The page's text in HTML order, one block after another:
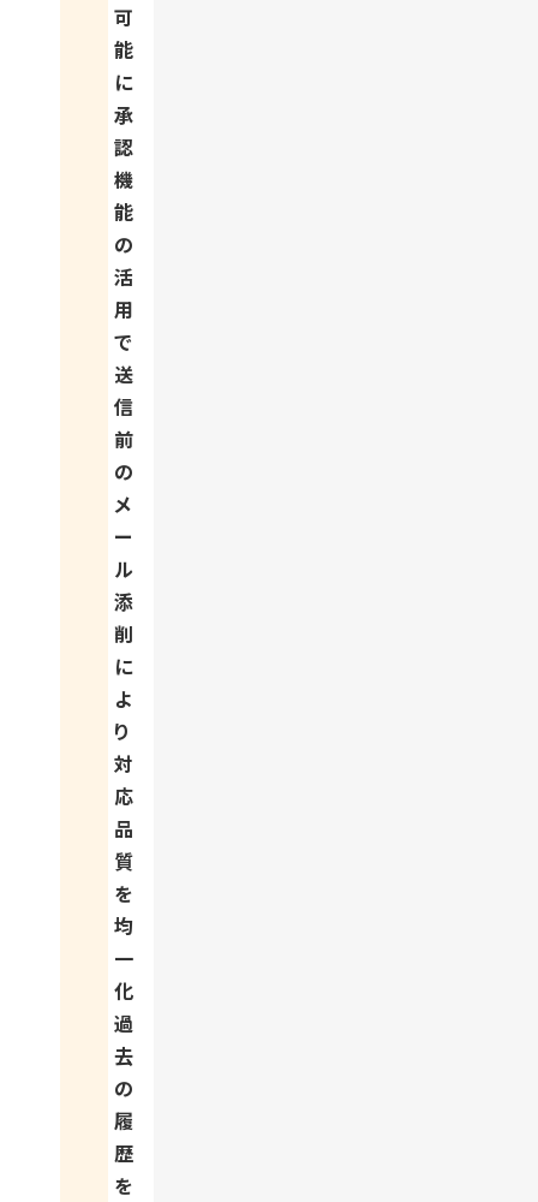
可
能
に
承
認
機
能
の
活
用
で
送
信
前
の
メ
ー
ル
添
削
に
よ
り
対
応
品
質
を
均
一
化
過
去
の
履
歴
を